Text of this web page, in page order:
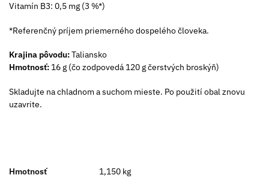
Vitamín B3: 0,5 mg (3 %*)
*Referenčný príjem priemerného dospelého človeka.
Krajina pôvodu:Taliansko
Hmotnosť: 16 g (čo zodpovedá 120 g čerstvých broskýň)
Skladujte na chladnom a suchom mieste. Po použití obal znovu
uzavrite.
Hmotnosť 1,150 kg